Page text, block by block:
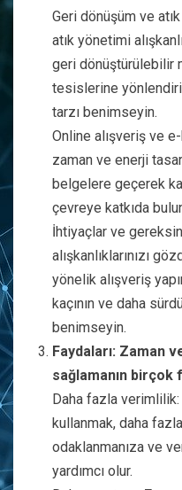
Geri dönüşüm ve
atık yönetimi
geri dönüştürülebilir
tesislerine
tarzı benimseyin.
Online alışveriş ve
zaman ve enerji
belgelere geçerek
çevreye katkıda
İhtiyaçlar ve
alışkanlıklarınızı
yönelik alışveriş
kaçının ve daha
benimseyin.
Faydaları: Zaman
sağlamanın birçok
Daha fazla verimlilik:
kullanmak, daha
odaklanmanıza ve
yardımcı olur.